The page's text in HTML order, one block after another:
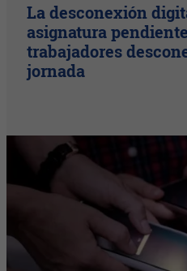
La desconexión
asignatura
trabajadores
jornada